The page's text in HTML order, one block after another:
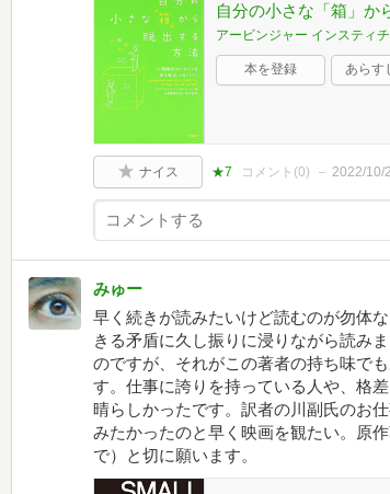
自分の小さな「箱」か
アービンジャー インスティ
本を登録 あらす
ナイス ★7 コメント(0) 2022/10/
みゅー
早く続きが読みたいけど読むのが勿体
きる矛盾に久し振りに浸りながら読み
のですが、それがこの著者の持ち味で
す。仕事に誇りを持っている人や、格
晴らしかったです。訳者の川副氏のお
みたかったのと早く映画を観たい。原
で）と切に願います。